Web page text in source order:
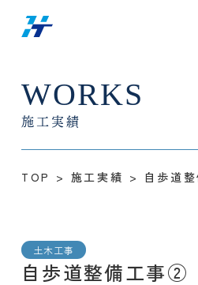
WORKS
施工実績
TOP > 施工実績 > 自歩道
土木工事
自歩道整備工事②